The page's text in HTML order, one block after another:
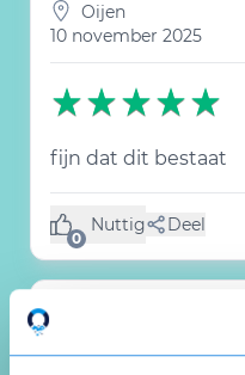
Oijen
10 november 2025
fijn dat dit bestaat
0
Nuttig
(0 like) Deel